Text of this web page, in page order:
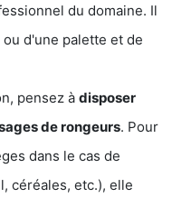
du domaine. Il
d'une palette et de
pensez à disposer
de rongeurs. Pour
dans le cas de
céréales, etc.), elle